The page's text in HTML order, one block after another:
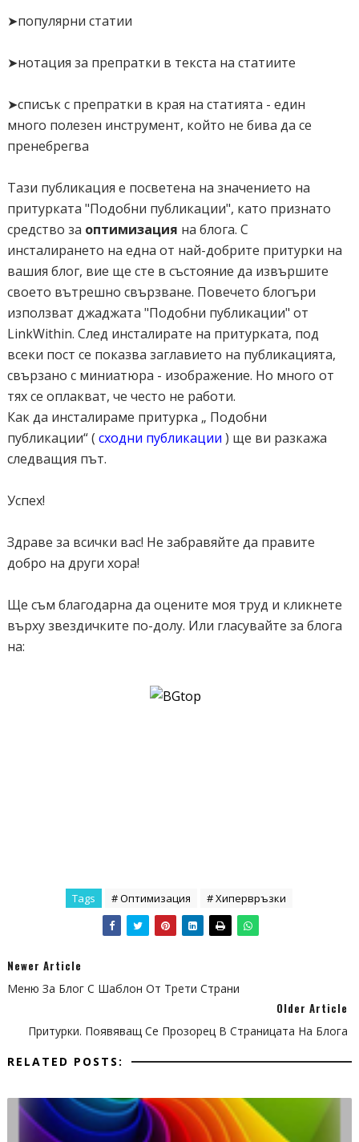
➤популярни статии
➤нотация за препратки в текста на статиите
➤списък с препратки в края на статията - един
много полезен инструмент, който не бива да се
пренебрегва
Тази публикация e посветена на значението на
притурката "Подобни публикации", като признато
средство за оптимизация на блога. С
инсталирането на една от най-добрите притурки на
вашия блог, вие ще сте в състояние да извършите
своето вътрешно свързване. Повечето блогъри
използват джаджата "Подобни публикации" от
LinkWithin. След инсталирате на притурката, под
всеки пост се показва заглавието на публикацията,
свързано с миниатюра - изображение. Но много от
тях се оплакват, че често не работи.
Как да инсталираме притурка „ Подобни
публикации“ ( сходни публикации ) ще ви разкажа
следващия път.
Успех!
Здраве за всички вас! Не забравяйте да правите
добро на други хора!
Ще съм благодарна да оцените моя труд и кликнете
върху звездичките по-долу. Или гласувайте за блога
на:
Tags # Оптимизация # Хипервръзки
Newer Article
Меню За Блог С Шаблон От Трети Страни
Older Article
Притурки. Появяващ Се Прозорец В Страницата На Блога
RELATED POSTS: